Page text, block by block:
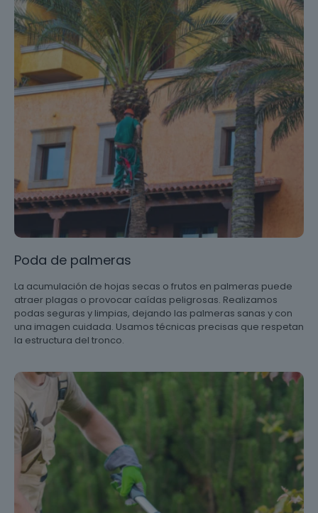
Poda de palmeras
La acumulación de hojas secas o frutos en palmeras puede
atraer plagas o provocar caídas peligrosas. Realizamos
podas seguras y limpias, dejando las palmeras sanas y con
una imagen cuidada. Usamos técnicas precisas que respetan
la estructura del tronco.